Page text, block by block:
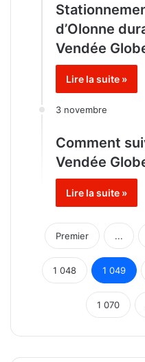
d’Olonne
Vendée
Lire la suite »
3 novembre
Comment
Vendée
Lire la suite »
Premier ...
1 048 1 049
1 070